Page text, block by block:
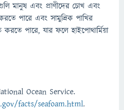
মানুষ এবং প্রাণীদের চোখ এবং
করতে পারে এবং সামুদ্রিক পাখির
পারে, যার ফলে হাইপোথার্মিয়া
Ocean Service.
facts/seafoam.html.